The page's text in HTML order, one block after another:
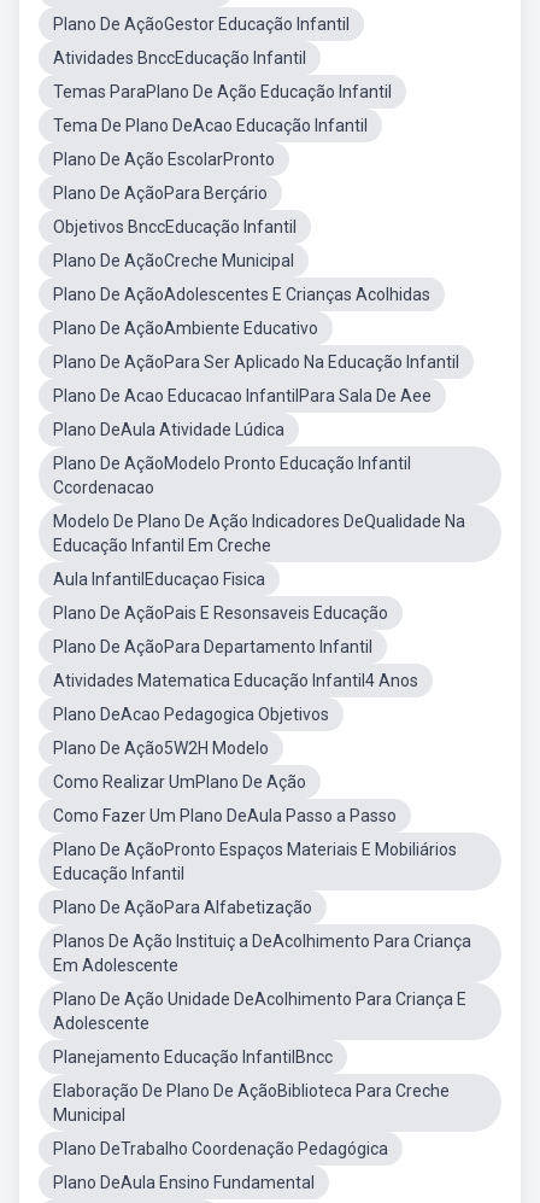
Plano De AçãoGestor Educação Infantil
Atividades BnccEducação Infantil
Temas ParaPlano De Ação Educação Infantil
Tema De Plano DeAcao Educação Infantil
Plano De Ação EscolarPronto
Plano De AçãoPara Berçário
Objetivos BnccEducação Infantil
Plano De AçãoCreche Municipal
Plano De AçãoAdolescentes E Crianças Acolhidas
Plano De AçãoAmbiente Educativo
Plano De AçãoPara Ser Aplicado Na Educação Infantil
Plano De Acao Educacao InfantilPara Sala De Aee
Plano DeAula Atividade Lúdica
Plano De AçãoModelo Pronto Educação Infantil
Ccordenacao
Modelo De Plano De Ação Indicadores DeQualidade Na
Educação Infantil Em Creche
Aula InfantilEducaçao Fisica
Plano De AçãoPais E Resonsaveis Educação
Plano De AçãoPara Departamento Infantil
Atividades Matematica Educação Infantil4 Anos
Plano DeAcao Pedagogica Objetivos
Plano De Ação5W2H Modelo
Como Realizar UmPlano De Ação
Como Fazer Um Plano DeAula Passo a Passo
Plano De AçãoPronto Espaços Materiais E Mobiliários
Educação Infantil
Plano De AçãoPara Alfabetização
Planos De Ação Instituiç a DeAcolhimento Para Criança
Em Adolescente
Plano De Ação Unidade DeAcolhimento Para Criança E
Adolescente
Planejamento Educação InfantilBncc
Elaboração De Plano De AçãoBiblioteca Para Creche
Municipal
Plano DeTrabalho Coordenação Pedagógica
Plano DeAula Ensino Fundamental